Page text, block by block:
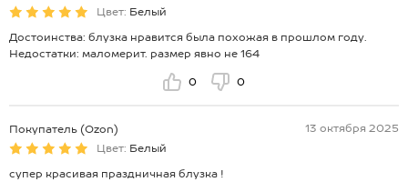
Цвет: Белый
Достоинства: блузка нравится была похожая в прошлом году.
Недостатки: маломерит. размер явно не 164
0 0
Покупатель (Ozon)
13 октября 2025
Цвет: Белый
супер красивая праздничная блузка !